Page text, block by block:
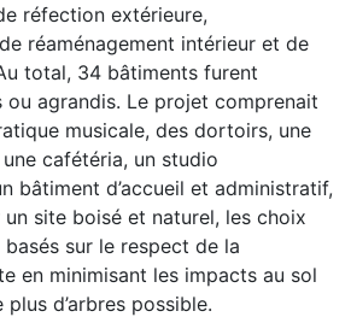
réfection extérieure,
réaménagement intérieur et de
total, 34 bâtiments furent
ou agrandis. Le projet comprenait
musicale, des dortoirs, une
cafétéria, un studio
bâtiment d’accueil et administratif,
site boisé et naturel, les choix
sur le respect de la
en minimisant les impacts au sol
d’arbres possible.